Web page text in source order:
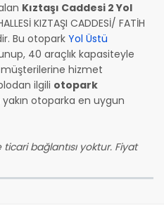
Kıztaşı Caddesi 2 Yol
KIZTAŞI CADDESİ/ FATİH
Bu otopark Yol Üstü
40 araçlık kapasiteyle
hizmet
ilgili otopark
otoparka en uygun
bağlantısı yoktur. Fiyat